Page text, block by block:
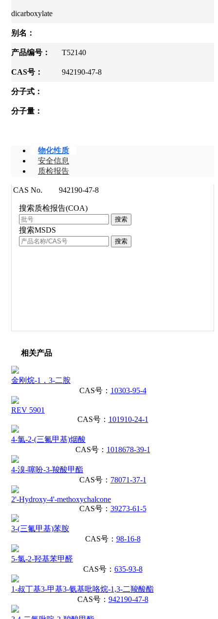
dicarboxylate
别名：
产品编号： T52140
CAS号： 942190-47-8
分子式：
分子量：
物化性质
安全信息
质检报告
CAS No. 942190-47-8
搜索质检报告(COA)
搜索
搜索MSDS
搜索
相关产品
金刚烷-1，3-二胺
CAS号： 10303-95-4
REV 5901
CAS号： 101910-24-1
4-氯-2-(三氟甲基)烟酸
CAS号： 1018678-39-1
4-溴-噻吩-3-羧酸甲酯
CAS号： 78071-37-1
2'-Hydroxy-4'-methoxychalcone
CAS号： 39273-61-5
3-(三氟甲基)苯胺
CAS号： 98-16-8
5-氯-2-羟基苯甲醛
CAS号： 635-93-8
1-叔丁基3-甲基3-氨基吡咯烷-1,3-二羧酸酯
CAS号： 942190-47-8